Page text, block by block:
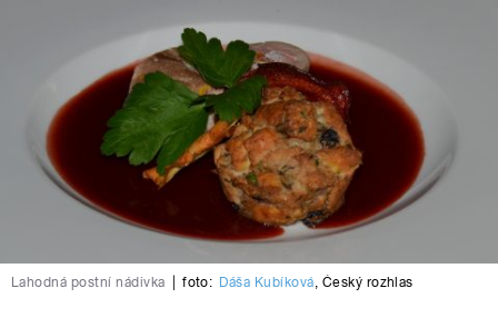
Lahodná postní nádivka foto: Dáša Kubíková, Český rozhlas